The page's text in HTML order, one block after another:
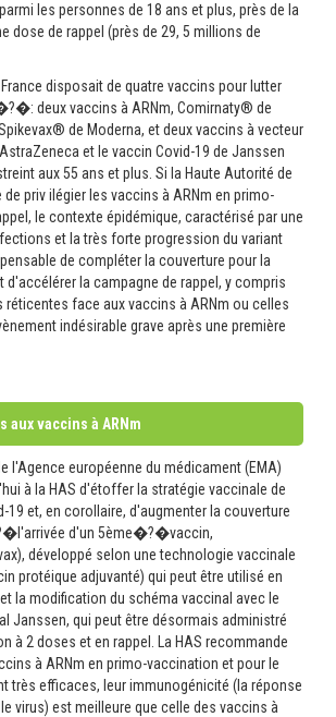
les personnes de 18 ans et plus, près de la
dose de rappel (près de 29, 5 millions de
disposait de quatre vaccins pour lutter
deux vaccins à ARNm, Comirnaty® de
de Moderna, et deux vaccins à vecteur
et le vaccin Covid-19 de Janssen
aux 55 ans et plus. Si la Haute Autorité de
priv ilégier les vaccins à ARNm en primo-
le contexte épidémique, caractérisé par une
et la très forte progression du variant
de compléter la couverture pour la
la campagne de rappel, y compris
face aux vaccins à ARNm ou celles
indésirable grave après une première
aux vaccins à ARNm
l'Agence européenne du médicament (EMA)
à la HAS d'étoffer la stratégie vaccinale de
19 et, en corollaire, d'augmenter la couverture
d'un 5ème�?�vaccin,
développé selon une technologie vaccinale
protéique adjuvanté) qui peut être utilisé en
la modification du schéma vaccinal avec le
Janssen, qui peut être désormais administré
à 2 doses et en rappel. La HAS recommande
à ARNm en primo-vaccination et pour le
efficaces, leur immunogénicité (la réponse
virus) est meilleure que celle des vaccins à